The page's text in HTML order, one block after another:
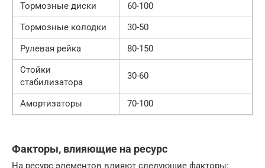
Тормозные диски
60-100
Тормозные колодки
30-50
Рулевая рейка
80-150
Стойки
стабилизатора
30-60
Амортизаторы 70-100
Факторы, влияющие на ресурс
На ресурс элементов влияют следующие факторы: